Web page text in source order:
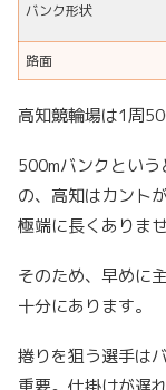
バンク形状
路面
高知競輪場は1周
500mバンクとい
の、高知はカント
極端に長くありませ
そのため、早めに
十分にあります。
捲りを狙う選手は